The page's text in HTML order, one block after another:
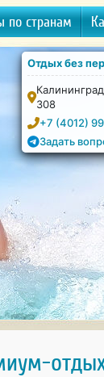
Отдых без
308
+7 (4012)
Задать
по странам